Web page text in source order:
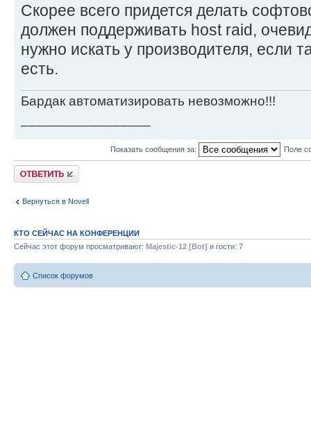
Скорее всего придется делать
должен поддерживать host raid,
нужно искать у производителя, если
есть.
Бардак автоматизировать невозможно!!!
Показать сообщения за: Поле
Ответить
Вернуться в Novell
КТО СЕЙЧАС НА КОНФЕРЕНЦИИ
Сейчас этот форум просматривают: Majestic-12 [Bot] и гости: 7
Список форумов